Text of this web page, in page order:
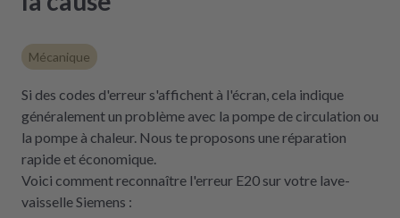
Mécanique
Si des codes d'erreur s'affichent à l'écran, cela indique
généralement un problème avec la pompe de circulation ou
la pompe à chaleur. Nous te proposons une réparation
rapide et économique.
Voici comment reconnaître l'erreur E20 sur votre lave-
vaisselle Siemens :